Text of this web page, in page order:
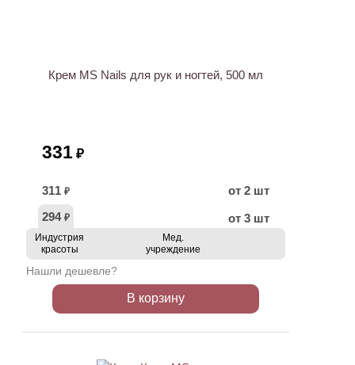
Крем MS Nails для рук и ногтей, 500 мл
331 ₽
311 ₽
от 2 шт
294 ₽ от 3 шт
Индустрия
красоты
Мед.
учреждение
Нашли дешевле?
В корзину